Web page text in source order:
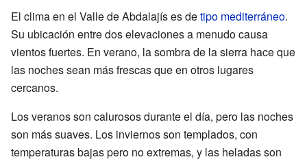
El clima en el Valle de Abdalajís es detipo mediterráneo.
Su ubicación entre dos elevaciones a menudo causa
vientos fuertes. En verano, la sombra de la sierra hace que
las noches sean más frescas que en otros lugares
cercanos.
Los veranos son calurosos durante el día, pero las noches
son más suaves. Los inviernos son templados, con
temperaturas bajas pero no extremas, y las heladas son